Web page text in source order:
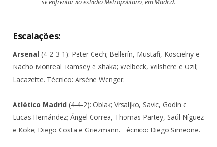
se enfrentar no estádio Metropolitano, em Madrid.
Escalações:
Arsenal (4-2-3-1): Peter Cech; Bellerín, Mustafi, Koscielny e
Nacho Monreal; Ramsey e Xhaka; Welbeck, Wilshere e Ozil;
Lacazette. Técnico: Arsène Wenger.
Atlético Madrid (4-4-2): Oblak; Vrsaljko, Savic, Godín e
Lucas Hernández; Ángel Correa, Thomas Partey, Saúl Ñíguez
e Koke; Diego Costa e Griezmann. Técnico: Diego Simeone.